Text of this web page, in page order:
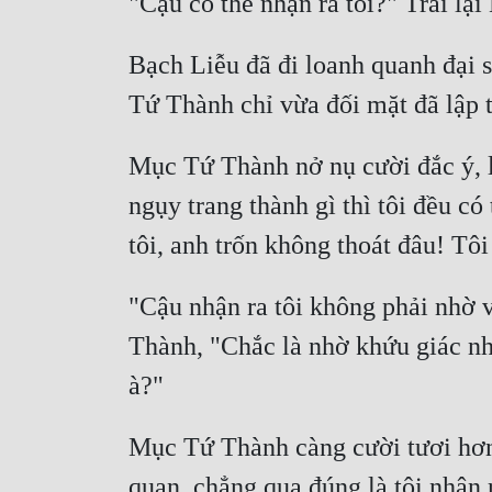
Bạch Liễu đã đi loanh quanh đại
Mục Tứ Thành nở nụ cười đắc ý,
ngụy trang thành gì thì tôi đều
"Cậu nhận ra tôi không phải nhờ
Thành, "Chắc là nhờ khứu giác
Mục Tứ Thành càng cười tươi